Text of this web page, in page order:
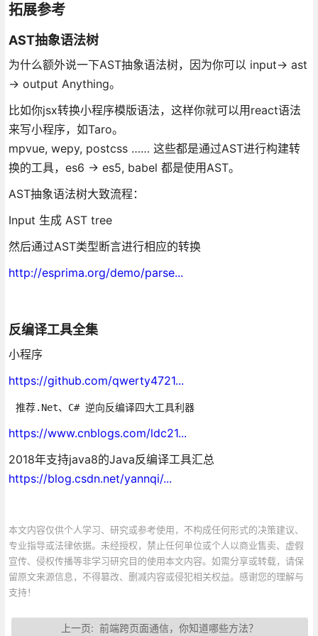
拓展参考
AST抽象语法树
为什么额外说一下AST抽象语法树，因为你可以 input-> ast
-> output Anything。
比如你jsx转换小程序模版语法，这样你就可以用react语法
来写小程序，如Taro。
mpvue, wepy, postcss …… 这些都是通过AST进行构建转
换的工具，es6 -> es5, babel 都是使用AST。
AST抽象语法树大致流程：
Input 生成 AST tree
然后通过AST类型断言进行相应的转换
http://esprima.org/demo/parse...
反编译工具全集
小程序
https://github.com/qwerty4721...
推荐.Net、C# 逆向反编译四大工具利器
https://www.cnblogs.com/ldc21...
2018年支持java8的Java反编译工具汇总
https://blog.csdn.net/yannqi/...
本文内容仅供个人学习、研究或参考使用，不构成任何形式的决策建议、
专业指导或法律依据。未经授权，禁止任何单位或个人以商业售卖、虚假
宣传、侵权传播等非学习研究目的使用本文内容。如需分享或转载，请保
留原文来源信息，不得篡改、删减内容或侵犯相关权益。感谢您的理解与
支持！
上一页: 前端跨页面通信，你知道哪些方法？